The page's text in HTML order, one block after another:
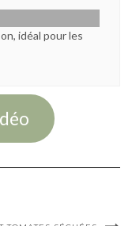
idéal pour les